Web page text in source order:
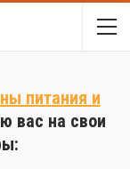
питания и
вас на свои